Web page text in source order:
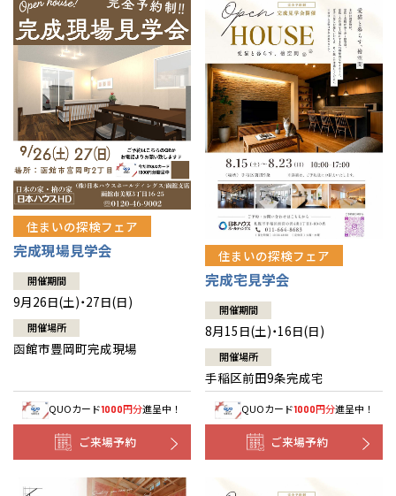
住まいの探検フェア
完成現場見学会
開催期間
9月26日(土)・27日(日)
開催場所
函館市豊岡町完成現場
QUOカード1000円分進呈中！
ご来場予約
住まいの探検フェア
完成宅見学会
開催期間
8月15日(土)・16日(日)
開催場所
手稲区前田9条完成宅
QUOカード1000円分進呈中！
ご来場予約